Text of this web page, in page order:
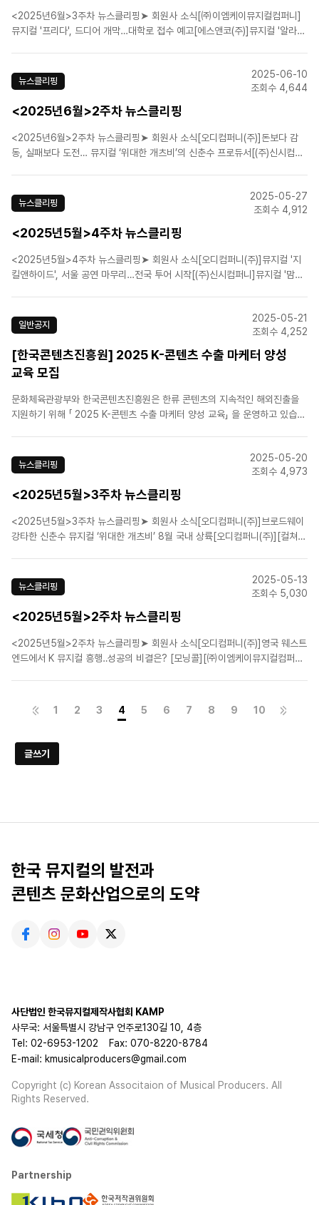
<2025년6월>3주차 뉴스클리핑➤ 회원사 소식[㈜이엠케이뮤지컬컴퍼니]
뮤지컬 '프리다', 드디어 개막…대학로 접수 예고[에스앤코(주)]뮤지컬 '알라딘'
공연 9월3일 개막[(주)쇼노트]..
뉴스클리핑
2025-06-10
조회수 4,644
<2025년6월>2주차 뉴스클리핑
<2025년6월>2주차 뉴스클리핑➤ 회원사 소식[오디컴퍼니(주)]돈보다 감
동, 실패보다 도전… 뮤지컬 ‘위대한 개츠비’의 신춘수 프로듀서[(주)신시컴퍼
쳐(주)]뮤지컬 '리틀잭', 6월 28일 개막....
뉴스클리핑
2025-05-27
조회수 4,912
<2025년5월>4주차 뉴스클리핑
<2025년5월>4주차 뉴스클리핑➤ 회원사 소식[오디컴퍼니(주)]뮤지컬 '지
킬앤하이드', 서울 공연 마무리…전국 투어 시작[(주)신시컴퍼니]뮤지컬 '맘마
힘'…윤호진 "명성황후 30주..
일반공지
2025-05-21
조회수 4,252
[한국콘텐츠진흥원] 2025 K-콘텐츠 수출 마케터 양성
교육 모집
문화체육관광부와 한국콘텐츠진흥원은 한류 콘텐츠의 지속적인 해외진출을
지원하기 위해 「 2025 K-콘텐츠 수출 마케터 양성 교육」 을 운영하고 있습니
절차를 배우는 기본 과정과 ▴해외 선진 콘텐츠 시장 진출 전략..
뉴스클리핑
2025-05-20
조회수 4,973
<2025년5월>3주차 뉴스클리핑
<2025년5월>3주차 뉴스클리핑➤ 회원사 소식[오디컴퍼니(주)]브로드웨이
강타한 신춘수 뮤지컬 ‘위대한 개츠비’ 8월 국내 상륙[오디컴퍼니(주)][컬쳐로
투어 시작[(주)신시컴퍼니][인터뷰/박..
뉴스클리핑
2025-05-13
조회수 5,030
<2025년5월>2주차 뉴스클리핑
<2025년5월>2주차 뉴스클리핑➤ 회원사 소식[오디컴퍼니(주)]영국 웨스트
엔드에서 K 뮤지컬 흥행‥성공의 비결은? [모닝콜][㈜이엠케이뮤지컬컴퍼니]
1 2 3 4 5 6 7 8 9 10
글쓰기
한국 뮤지컬의 발전과
콘텐츠 문화산업으로의 도약
사단법인 한국뮤지컬제작사협회 KAMP
사무국: 서울특별시 강남구 언주로130길 10, 4층
Tel: 02-6953-1202
Fax: 070-8220-8784
E-mail: kmusicalproducers@gmail.com
Copyright (c) Korean Associtaion of Musical Producers. All
Rights Reserved.
Partnership